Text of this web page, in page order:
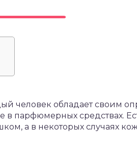
человек обладает своим
в парфюмерных средствах.
а в некоторых случаях